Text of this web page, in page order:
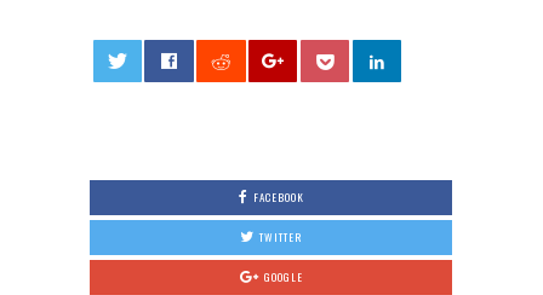
FACEBOOK
TWITTER
GOOGLE